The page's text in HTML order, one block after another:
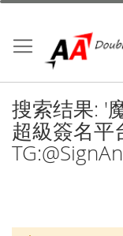
跳
内
容
搜索结果: '
超級簽名平